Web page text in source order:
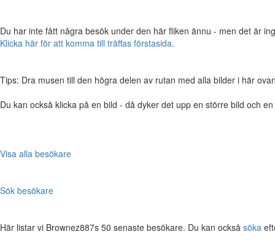
Du har inte fått några besök under den här fliken ännu - men det är
Klicka här för att komma till träffas förstasida.
Tips: Dra musen till den högra delen av rutan med alla bilder i här
Du kan också klicka på en bild - då dyker det upp en större bild och
Visa alla besökare
Sök besökare
Här listar vi Brownez887s 50 senaste besökare. Du kan också söka